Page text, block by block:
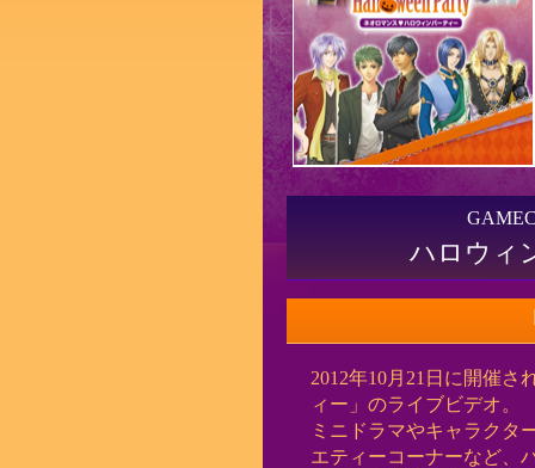
ハロウィ
2012年10月21日に開催
ィー」のライブビデオ。
ミニドラマやキャラクタ
エティーコーナーなど、